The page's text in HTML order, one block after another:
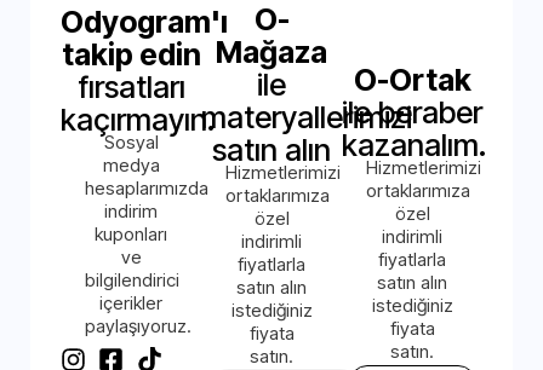
Odyogram'ı
takip edin
fırsatları
kaçırmayın.
Sosyal
medya
hesaplarımızda
indirim
kuponları
ve
bilgilendirici
içerikler
paylaşıyoruz.
O-
Mağaza
ile
materyallerimizi
satın alın
Hizmetlerimizi
ortaklarımıza
özel
indirimli
fiyatlarla
satın alın
istediğiniz
fiyata
satın.
O-Ortak
ile beraber
kazanalım.
Hizmetlerimizi
ortaklarımıza
özel
indirimli
fiyatlarla
satın alın
istediğiniz
fiyata
satın.